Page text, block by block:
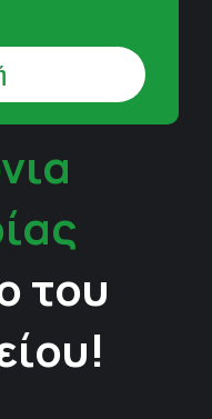
του